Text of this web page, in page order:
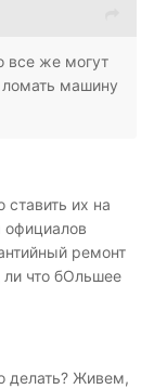
все же могут
ломать машину
их на
официалов
ремонт
ли что бОльшее
делать? Живем,